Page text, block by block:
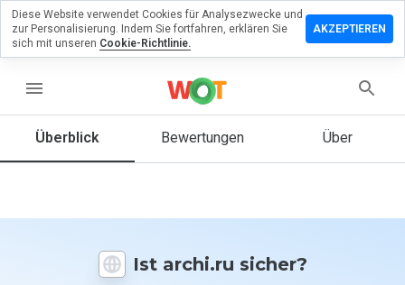
menu
Überblick Bewertungen Über
Ist archi.ru sicher?
eine
Sie diese
Diese Website verwendet Cookies für Analysezwecke und
zur Personalisierung. Indem Sie fortfahren, erklären Sie
sich mit unseren Cookie-Richtlinie.
AKZEPTIEREN